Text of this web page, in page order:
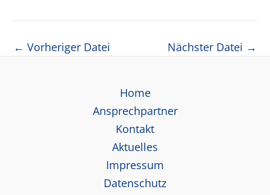
Beitragsnavigation
← Vorheriger Datei Nächster Datei →
Home
Ansprechpartner
Kontakt
Aktuelles
Impressum
Datenschutz